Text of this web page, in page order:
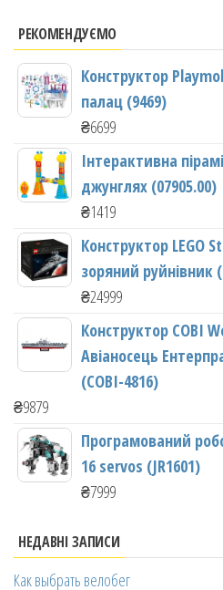
РЕКОМЕНДУЄМО
Конструктор
палац (9469)
₴6699
Інтерактивна
джунглях (07905.00)
₴1419
Конструктор LEGO
зоряний руйнівник
₴24999
Конструктор COBI
Авіаносець
(COBI-4816)
₴9879
Програмований
16 servos (JR1601)
₴7999
НЕДАВНІ ЗАПИСИ
Как выбрать велобег